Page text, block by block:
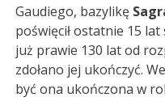
Gaudiego, bazylikę
poświęcił ostatnie 15 lat
już prawie 130 lat od
zdołano jej ukończyć.
być ona ukończona w